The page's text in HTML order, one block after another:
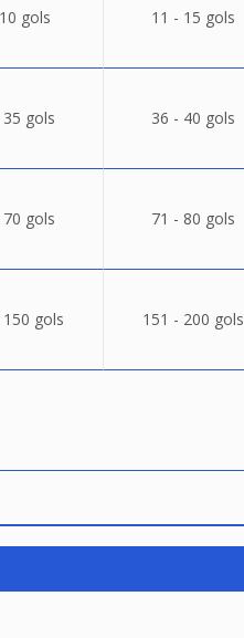
gols 11 - 15 gols
gols 36 - 40 gols
gols 71 - 80 gols
gols 151 - 200 gols